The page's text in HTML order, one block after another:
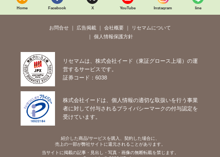
Home Facebook X YouTube Instagram line
お問合せ 広告掲載 会社概要
リセマムについて
個人情報保護方針
リセマムは、株式会社イード（東証グロース上場）の運
営するサービスです。
証券コード：6038
株式会社イードは、個人情報の適切な取扱いを行う事業
者に対して付与されるプライバシーマークの付与認定を
受けています。
紹介した商品/サービスを購入、契約した場合に、
売上の一部が弊社サイトに還元されることがあります。
当サイトに掲載の記事・見出し・写真・画像の無断転載を禁じます。